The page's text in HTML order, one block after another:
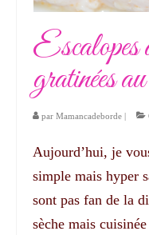
Escalopes
gratinées
par Mamancadeborde |
Aujourd’hui, je
simple mais hyper
sont pas fan de la
sèche mais